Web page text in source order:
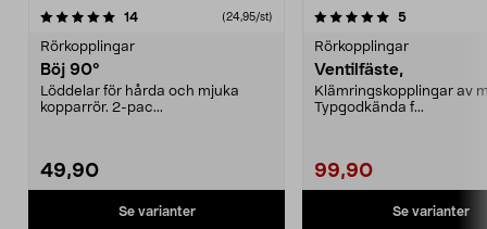
14recensioner (24,95/st)
Rörkopplingar
Böj 90°
Löddelar för hårda och mjuka
kopparrör. 2-pac...
49,90
Se varianter
5.0 av 5 stjärnor 5recensioner
Rörkopplingar
Ventilfäste,
Klämringskopplingar av
Typgodkända f...
99,90
Se varianter
5.0 av 5 stjärnor